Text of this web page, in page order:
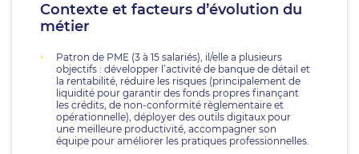
Contexte et facteurs d’évolution du
métier
Patron de PME (3 à 15 salariés), il/elle a plusieurs
objectifs : développer l’activité de banque de détail et
la rentabilité, réduire les risques (principalement de
liquidité pour garantir des fonds propres finançant
les crédits, de non-conformité règlementaire et
opérationnelle), déployer des outils digitaux pour
une meilleure productivité, accompagner son
équipe pour améliorer les pratiques professionnelles.